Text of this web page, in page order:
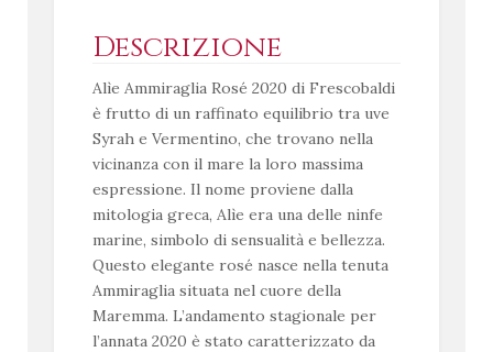
Descrizione
Alìe Ammiraglia Rosé 2020 di Frescobaldi
è frutto di un raffinato equilibrio tra uve
Syrah e Vermentino, che trovano nella
vicinanza con il mare la loro massima
espressione. Il nome proviene dalla
mitologia greca, Alìe era una delle ninfe
marine, simbolo di sensualità e bellezza.
Questo elegante rosé nasce nella tenuta
Ammiraglia situata nel cuore della
Maremma. L’andamento stagionale per
l’annata 2020 è stato caratterizzato da